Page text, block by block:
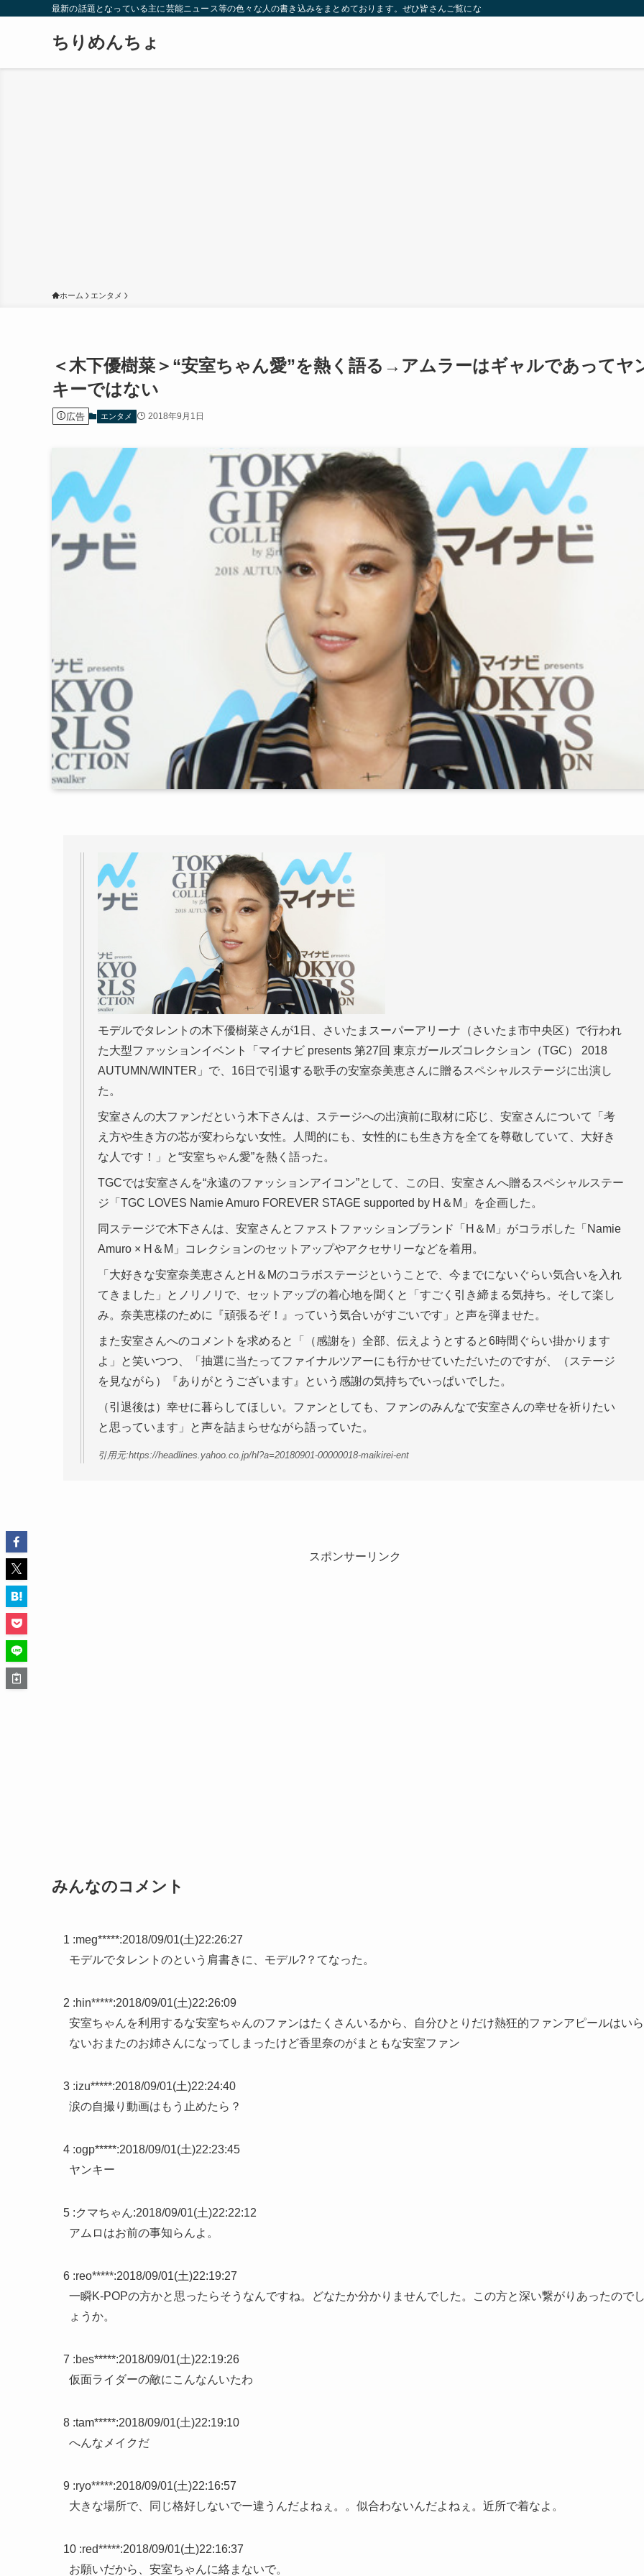
最新の話題となっている主に芸能ニュース等の色々な人の書き込みをまとめております。ぜひ皆さんご覧になっていってください。
ちりめんちょ
ホーム エンタメ
＜木下優樹菜＞“安室ちゃん愛”を熱く語る→アムラーはギャルであってヤ
キーではない
広告 エンタメ 2018年9月1日
モデルでタレントの木下優樹菜さんが1日、さいたまスーパーアリーナ（さいたま市中央区）で行われ
た大型ファッションイベント「マイナビ presents 第27回 東京ガールズコレクション（TGC） 2018
AUTUMN/WINTER」で、16日で引退する歌手の安室奈美恵さんに贈るスペシャルステージに出演し
た。
安室さんの大ファンだという木下さんは、ステージへの出演前に取材に応じ、安室さんについて「考
え方や生き方の芯が変わらない女性。人間的にも、女性的にも生き方を全てを尊敬していて、大好き
な人です！」と“安室ちゃん愛”を熱く語った。
TGCでは安室さんを“永遠のファッションアイコン”として、この日、安室さんへ贈るスペシャルステー
ジ「TGC LOVES Namie Amuro FOREVER STAGE supported by H＆M」を企画した。
同ステージで木下さんは、安室さんとファストファッションブランド「H＆M」がコラボした「Namie
Amuro × H＆M」コレクションのセットアップやアクセサリーなどを着用。
「大好きな安室奈美恵さんとH＆Mのコラボステージということで、今までにないぐらい気合いを入れ
てきました」とノリノリで、セットアップの着心地を聞くと「すごく引き締まる気持ち。そして楽し
み。奈美恵様のために『頑張るぞ！』っていう気合いがすごいです」と声を弾ませた。
また安室さんへのコメントを求めると「（感謝を）全部、伝えようとすると6時間ぐらい掛かります
よ」と笑いつつ、「抽選に当たってファイナルツアーにも行かせていただいたのですが、（ステージ
を見ながら）『ありがとうございます』という感謝の気持ちでいっぱいでした。
（引退後は）幸せに暮らしてほしい。ファンとしても、ファンのみんなで安室さんの幸せを祈りたい
と思っています」と声を詰まらせながら語っていた。
引用元:https://headlines.yahoo.co.jp/hl?a=20180901-00000018-maikirei-ent
スポンサーリンク
みんなのコメント
1 :meg*****:2018/09/01(土)22:26:27
モデルでタレントのという肩書きに、モデル?？てなった。
2 :hin*****:2018/09/01(土)22:26:09
安室ちゃんを利用するな安室ちゃんのファンはたくさんいるから、自分ひとりだけ熱狂的ファンアピールはいら
ないおまたのお姉さんになってしまったけど香里奈のがまともな安室ファン
3 :izu*****:2018/09/01(土)22:24:40
涙の自撮り動画はもう止めたら？
4 :ogp*****:2018/09/01(土)22:23:45
ヤンキー
5 :クマちゃん:2018/09/01(土)22:22:12
アムロはお前の事知らんよ。
6 :reo*****:2018/09/01(土)22:19:27
一瞬K-POPの方かと思ったらそうなんですね。どなたか分かりませんでした。この方と深い繋がりあったのでし
ょうか。
7 :bes*****:2018/09/01(土)22:19:26
仮面ライダーの敵にこんなんいたわ
8 :tam*****:2018/09/01(土)22:19:10
へんなメイクだ
9 :ryo*****:2018/09/01(土)22:16:57
大きな場所で、同じ格好しないでー違うんだよねぇ。。似合わないんだよねぇ。近所で着なよ。
10 :red*****:2018/09/01(土)22:16:37
お願いだから、安室ちゃんに絡まないで。